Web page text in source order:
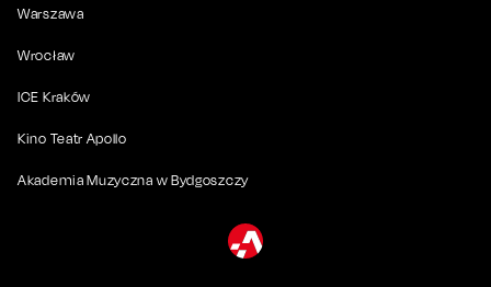
Warszawa
Wrocław
ICE Kraków
Kino Teatr Apollo
Akademia Muzyczna w Bydgoszczy